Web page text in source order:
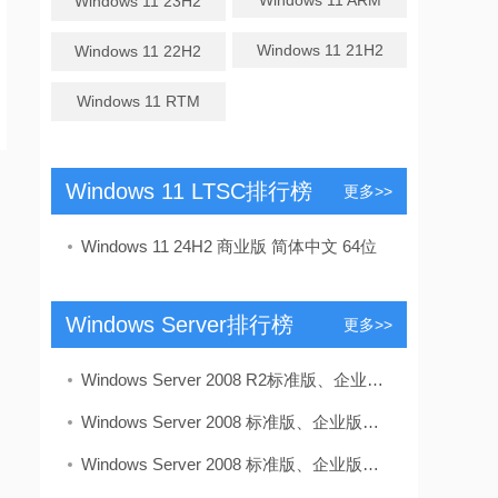
Windows 11 22H2 Windows 11 21H2
Windows 11 RTM
Windows 11 LTSC排行榜 更多>>
Windows 11 24H2 商业版 简体中文 64位
Windows Server排行榜 更多>>
Windows Server 2008 R2标准版、企业版、数据中心版多合一 VL 简体中文
Windows Server 2008 标准版、企业版、数据中心版多合一 繁体中文 32位
​Windows Server 2008 标准版、企业版、数据中心版多合一 繁体中文 64位